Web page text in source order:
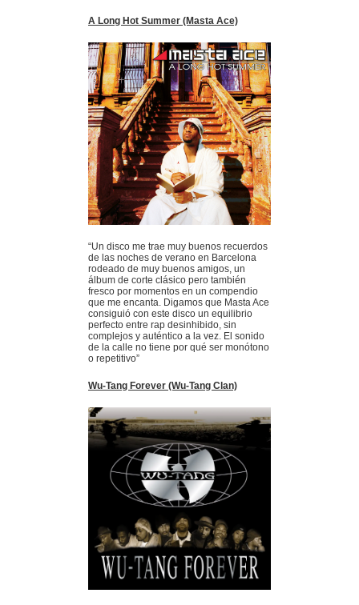
A Long Hot Summer (Masta Ace)
“Un disco me trae muy buenos recuerdos
de las noches de verano en Barcelona
rodeado de muy buenos amigos, un
álbum de corte clásico pero también
fresco por momentos en un compendio
que me encanta. Digamos que Masta Ace
consiguió con este disco un equilibrio
perfecto entre rap desinhibido, sin
complejos y auténtico a la vez. El sonido
de la calle no tiene por qué ser monótono
o repetitivo”
Wu-Tang Forever (Wu-Tang Clan)